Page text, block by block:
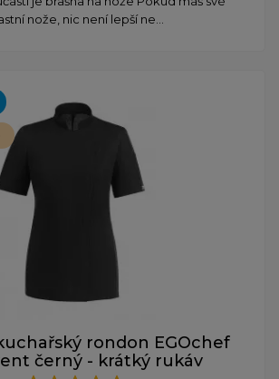
nože, nic není lepší ne...
rondon EGOchef
černý - krátký rukáv